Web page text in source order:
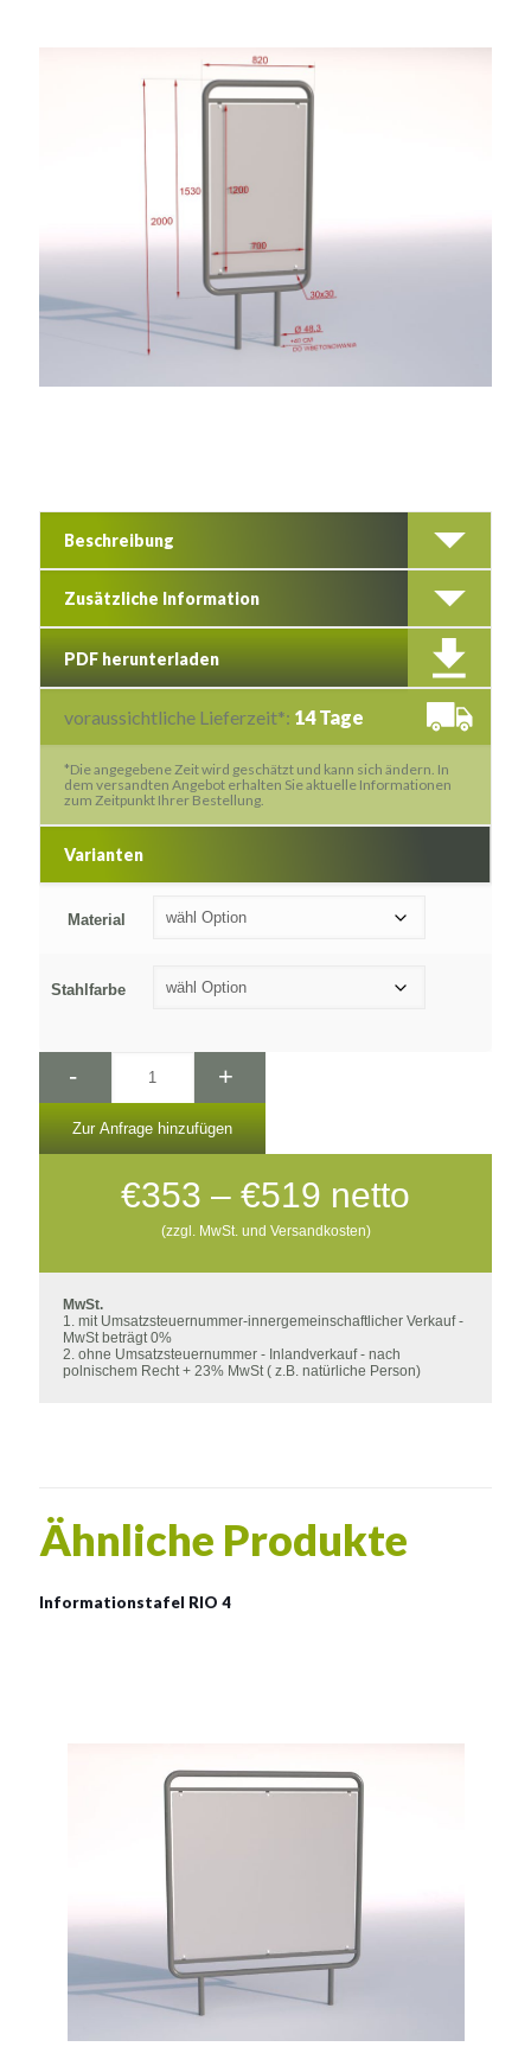
Beschreibung
Zusätzliche Information
PDF herunterladen
voraussichtliche Lieferzeit*: 14 Tage
*Die angegebene Zeit wird geschätzt und kann sich ändern. In
dem versandten Angebot erhalten Sie aktuelle Informationen
zum Zeitpunkt Ihrer Bestellung.
Varianten
Material
Stahlfarbe
- +
Zur Anfrage hinzufügen
€353 – €519 Preisspanne:
€353
bis
netto
(zzgl. MwSt. und Versandkosten)
MwSt.
1. mit Umsatzsteuernummer-innergemeinschaftlicher Verkauf -
MwSt beträgt 0%
2. ohne Umsatzsteuernummer - Inlandverkauf - nach
polnischem Recht + 23% MwSt ( z.B. natürliche Person)
Ähnliche Produkte
Informationstafel RIO 4
150x130cm